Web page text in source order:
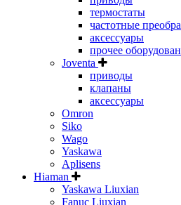
термостаты
частотные
аксессуары
прочее
Joventa
приводы
клапаны
аксессуары
Omron
Siko
Wago
Yaskawa
Aplisens
Hiaman
Yaskawa Liuxian
Fanuc Liuxian